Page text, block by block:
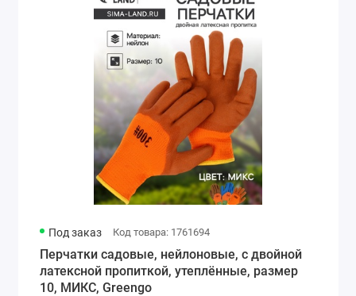
Под заказ Код товара: 1761694
Перчатки садовые, нейлоновые, с двойной
латексной пропиткой, утеплённые, размер
10, МИКС, Greengo